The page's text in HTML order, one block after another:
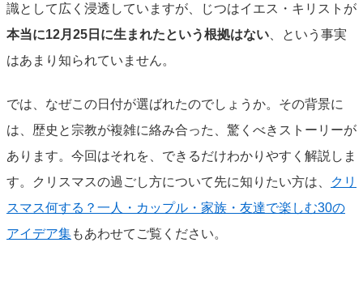
識として広く浸透していますが、じつはイエス・キリストが
本当に12月25日に生まれたという根拠はない 、という事実
はあまり知られていません。
では、なぜこの日付が選ばれたのでしょうか。その背景に
は、歴史と宗教が複雑に絡み合った、驚くべきストーリーが
あります。今回はそれを、できるだけわかりやすく解説しま
す。クリスマスの過ごし方について先に知りたい方は、
クリ
スマス何する？一人・カップル・家族・友達で楽しむ30の
アイデア集もあわせてご覧ください。